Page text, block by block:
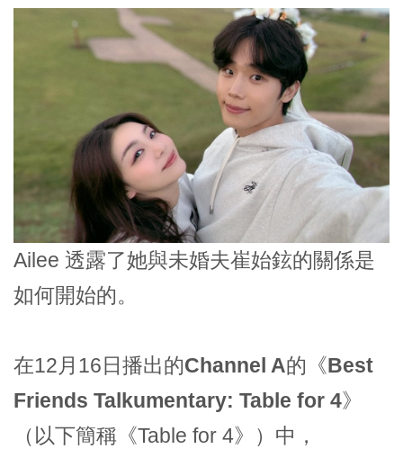
Ailee 透露了她與未婚夫崔始鉉的關係是
如何開始的。
在12月16日播出的Channel A的《Best
Friends Talkumentary: Table for 4》
（以下簡稱《Table for 4》）中，